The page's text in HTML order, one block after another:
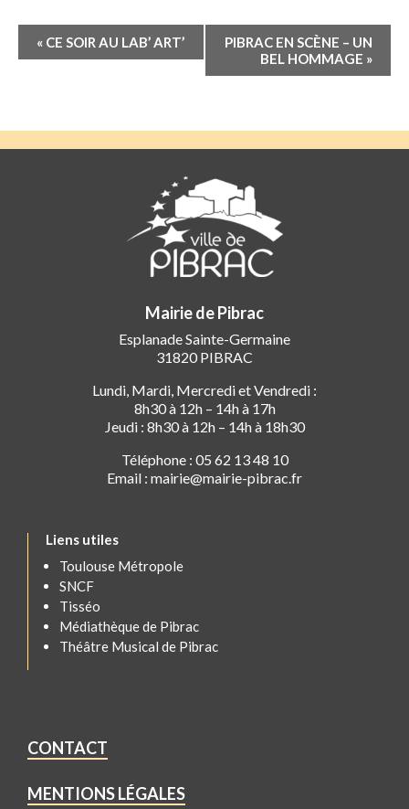
Navigation
Évènement
« CE SOIR AU LAB’ ART’
PIBRAC EN SCÈNE – UN
BEL HOMMAGE »
Mairie de Pibrac
Esplanade Sainte-Germaine
31820 PIBRAC
Lundi, Mardi, Mercredi et Vendredi :
8h30 à 12h – 14h à 17h
Jeudi : 8h30 à 12h – 14h à 18h30
Téléphone : 05 62 13 48 10
Email : mairie@mairie-pibrac.fr
Liens utiles
Toulouse Métropole
SNCF
Tisséo
Médiathèque de Pibrac
Théâtre Musical de Pibrac
CONTACT
MENTIONS LÉGALES